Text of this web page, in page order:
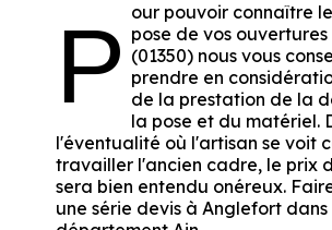
P our pouvoir connaître
pose de vos
(01350) nous vous
prendre en
de la prestation de la
la pose et du matériel.
l'éventualité où l'artisan se voit
travailler l'ancien cadre, le prix
sera bien entendu onéreux.
une série devis à Anglefort dans